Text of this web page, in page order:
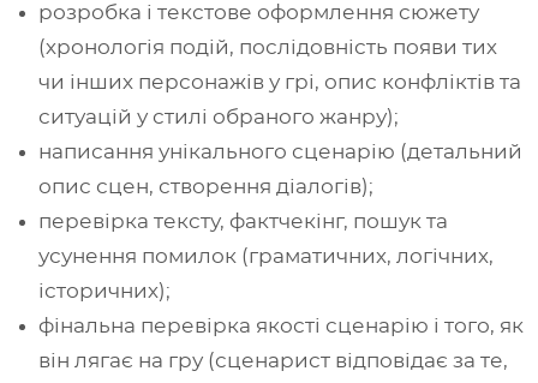
розробка і текстове оформлення сюжету
(хронологія подій, послідовність появи тих
чи інших персонажів у грі, опис конфліктів та
ситуацій у стилі обраного жанру);
написання унікального сценарію (детальний
опис сцен, створення діалогів);
перевірка тексту, фактчекінг, пошук та
усунення помилок (граматичних, логічних,
історичних);
фінальна перевірка якості сценарію і того, як
він лягає на гру (сценарист відповідає за те,